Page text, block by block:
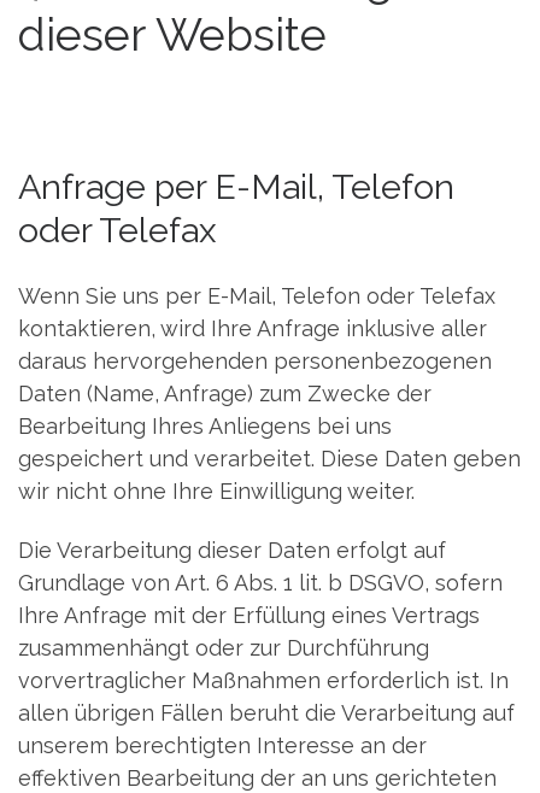
dieser Website
Anfrage per E-Mail, Telefon
oder Telefax
Wenn Sie uns per E-Mail, Telefon oder Telefax
kontaktieren, wird Ihre Anfrage inklusive aller
daraus hervorgehenden personenbezogenen
Daten (Name, Anfrage) zum Zwecke der
Bearbeitung Ihres Anliegens bei uns
gespeichert und verarbeitet. Diese Daten geben
wir nicht ohne Ihre Einwilligung weiter.
Die Verarbeitung dieser Daten erfolgt auf
Grundlage von Art. 6 Abs. 1 lit. b DSGVO, sofern
Ihre Anfrage mit der Erfüllung eines Vertrags
zusammenhängt oder zur Durchführung
vorvertraglicher Maßnahmen erforderlich ist. In
allen übrigen Fällen beruht die Verarbeitung auf
unserem berechtigten Interesse an der
effektiven Bearbeitung der an uns gerichteten